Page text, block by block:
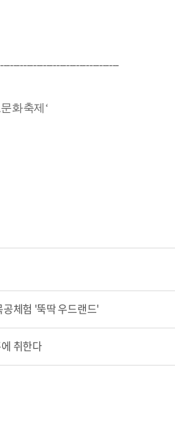
화축제‘
체험 '뚝딱 우드랜드'
취한다